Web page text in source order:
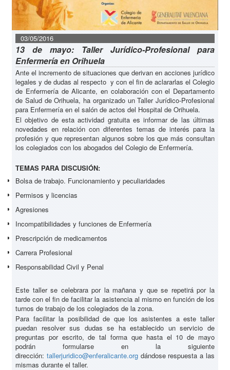
03/05/2016
13 de mayo: Taller Jurídico-Profesional para
Enfermería en Orihuela
Ante el incremento de situaciones que derivan en acciones jurídico
legales y de dudas al respecto y con el fin de aclararlas el Colegio
de Enfermería de Alicante, en colaboración con el Departamento
de Salud de Orihuela, ha organizado un Taller Jurídico-Profesional
para Enfermería en el salón de actos del Hospital de Orihuela.
El objetivo de esta actividad gratuita es informar de las últimas
novedades en relación con diferentes temas de interés para la
profesión y que representan algunos sobre los que más consultan
los colegiados con los abogados del Colegio de Enfermería.
TEMAS PARA DISCUSIÓN:
Bolsa de trabajo. Funcionamiento y peculiaridades
Permisos y licencias
Agresiones
Incompatibilidades y funciones de Enfermería
Prescripción de medicamentos
Carrera Profesional
Responsabilidad Civil y Penal
Este taller se celebrara por la mañana y que se repetirá por la
tarde con el fin de facilitar la asistencia al mismo en función de los
turnos de trabajo de los colegiados de la zona.
Para facilitar la posibilidad de que los asistentes a este taller
puedan resolver sus dudas se ha establecido un servicio de
preguntas por escrito, de tal forma que hasta el 10 de mayo
podrán formularse en la siguiente
dirección: tallerjuridico@enferalicante.orgdándose respuesta a las
mismas durante el taller.